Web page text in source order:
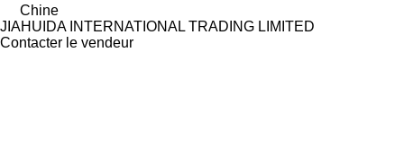
Chine
JIAHUIDA INTERNATIONAL TRADING LIMITED
Contacter le vendeur